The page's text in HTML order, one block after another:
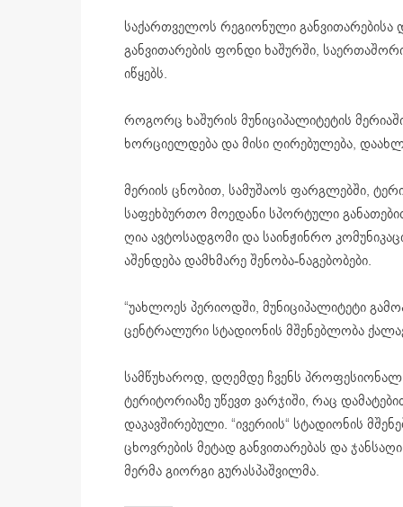
საქართველოს რეგიონული განვითარებისა
განვითარების ფონდი ხაშურში,
იწყებს.
როგორც ხაშურის მუნიციპალიტეტის
ხორციელდება და მისი ღირებულება,
მერიის ცნობით, სამუშაოს ფარგლებში,
საფეხბურთო მოედანი სპორტული
ღია ავტოსადგომი და საინჟინრო
აშენდება დამხმარე შენობა-ნაგებობები.
“უახლოეს პერიოდში, მუნიციპალიტეტი
ცენტრალური სტადიონის მშენებლობა
სამწუხაროდ, დღემდე ჩვენს პროფესიონალ
ტერიტორიაზე უწევთ ვარჯიში, რაც
დაკავშირებული. “ივერიის“ სტადიონის
ცხოვრების მეტად განვითარებას და
მერმა გიორგი გურასპაშვილმა.